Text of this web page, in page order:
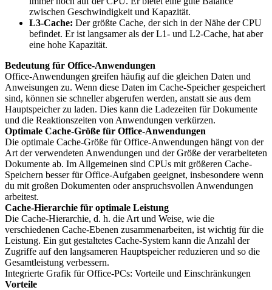
zwischen Geschwindigkeit und Kapazität.
L3-Cache: Der größte Cache, der sich in der Nähe der CPU
befindet. Er ist langsamer als der L1- und L2-Cache, hat aber
eine hohe Kapazität.
Bedeutung für Office-Anwendungen
Office-Anwendungen greifen häufig auf die gleichen Daten und
Anweisungen zu. Wenn diese Daten im Cache-Speicher gespeichert
sind, können sie schneller abgerufen werden, anstatt sie aus dem
Hauptspeicher zu laden. Dies kann die Ladezeiten für Dokumente
und die Reaktionszeiten von Anwendungen verkürzen.
Optimale Cache-Größe für Office-Anwendungen
Die optimale Cache-Größe für Office-Anwendungen hängt von der
Art der verwendeten Anwendungen und der Größe der verarbeiteten
Dokumente ab. Im Allgemeinen sind CPUs mit größeren Cache-
Speichern besser für Office-Aufgaben geeignet, insbesondere wenn
du mit großen Dokumenten oder anspruchsvollen Anwendungen
arbeitest.
Cache-Hierarchie für optimale Leistung
Die Cache-Hierarchie, d. h. die Art und Weise, wie die
verschiedenen Cache-Ebenen zusammenarbeiten, ist wichtig für die
Leistung. Ein gut gestaltetes Cache-System kann die Anzahl der
Zugriffe auf den langsameren Hauptspeicher reduzieren und so die
Gesamtleistung verbessern.
Integrierte Grafik für Office-PCs: Vorteile und Einschränkungen
Vorteile